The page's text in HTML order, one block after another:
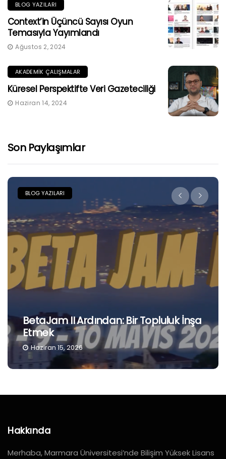
BLOG YAZILARI
Context’in Üçüncü Sayısı Oyun
Temasıyla Yayımlandı
Ağustos 2, 2024
AKADEMIK ÇALIŞMALAR
Küresel Perspektifte Veri Gazeteciliği
Haziran 14, 2024
Son Paylaşımlar
BLOG YAZILARI
BetaJam II Ardından: Bir Topluluk İnşa
Etmek
Haziran 15, 2026
Hakkında
Merhaba, Marmara Üniversitesi’nde Bilişim Yüksek Lisans